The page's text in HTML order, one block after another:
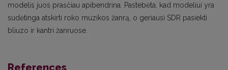
modelis juos prasčiau apibendrina. Pastebėta, kad modeliui yra
sudėtinga atskirti roko muzikos žanrą, o geriausi SDR pasiekti
bliuzo ir kantri žanruose.
References